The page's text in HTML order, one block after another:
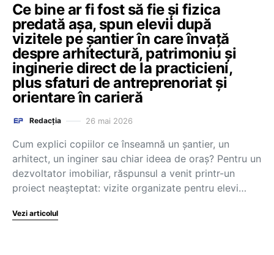
Ce bine ar fi fost să fie și fizica
predată așa, spun elevii după
vizitele pe șantier în care învață
despre arhitectură, patrimoniu și
inginerie direct de la practicieni,
plus sfaturi de antreprenoriat și
orientare în carieră
Redacția 26 mai 2026
Cum explici copiilor ce înseamnă un șantier, un
arhitect, un inginer sau chiar ideea de oraș? Pentru un
dezvoltator imobiliar, răspunsul a venit printr-un
proiect neașteptat: vizite organizate pentru elevi…
Vezi articolul